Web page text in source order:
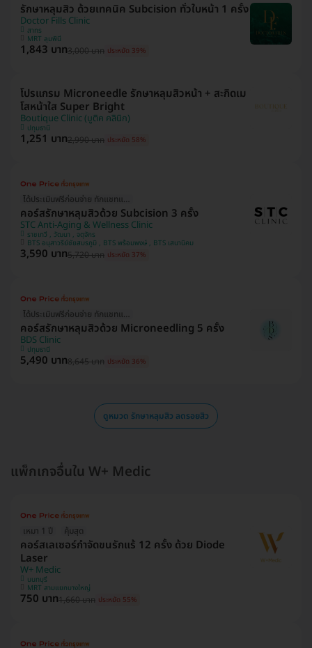
รักษาหลุมสิว ด้วยเทคนิค Subcision ทั่วใบหน้า 1 ครั้ง
Doctor Fills Clinic
สาทร
MRT ลุมพินี
1,843 บาท3,000 บาท ประหยัด 39%
โปรแกรม Microneedle รักษาหลุมสิวหน้า + สะกิดเม
โสหน้าใส Super Bright
Boutique Clinic (บูติค คลินิก)
ปทุมธานี
1,251 บาท2,990 บาท ประหยัด 58%
ได้ประเมินฟรีก่อนจ่าย ทักแชทแอดมินเลย!
คอร์สรักษาหลุมสิวด้วย Subcision 3 ครั้ง
STC Anti-Aging & Wellness Clinic
ราชเทวี , วัฒนา , จตุจักร
BTS อนุสาวรีย์ชัยสมรภูมิ , BTS พร้อมพงษ์ , BTS เสนานิคม
3,590 บาท5,720 บาท ประหยัด 37%
ได้ประเมินฟรีก่อนจ่าย ทักแชทแอดมินเลย!
คอร์สรักษาหลุมสิวด้วย Microneedling 5 ครั้ง
BDS Clinic
ปทุมธานี
5,490 บาท8,645 บาท ประหยัด 36%
ดูหมวด รักษาหลุมสิว ลดรอยสิว
แพ็กเกจอื่นใน W+ Medic
เหมา 1 ปี คุ้มสุด
คอร์สเลเซอร์กำจัดขนรักแร้ 12 ครั้ง ด้วย Diode
Laser
W+ Medic
นนทบุรี
MRT สามแยกบางใหญ่
750 บาท1,660 บาท ประหยัด 55%